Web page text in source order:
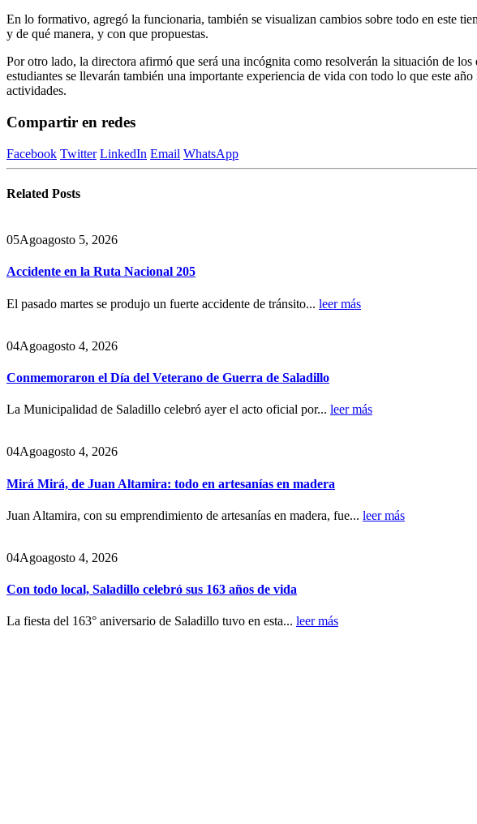
En lo formativo, agregó la funcionaria, también se visualizan cambios sobre todo en este
y de qué manera, y con que propuestas.
Por otro lado, la directora afirmó que será una incógnita como resolverán la situación de
estudiantes se llevarán también una importante experiencia de vida con todo lo que este
actividades.
Compartir en redes
Facebook Twitter LinkedIn Email WhatsApp
Related Posts
05Agoagosto 5, 2026
Accidente en la Ruta Nacional 205
El pasado martes se produjo un fuerte accidente de tránsito... leer más
04Agoagosto 4, 2026
Conmemoraron el Día del Veterano de Guerra de Saladillo
La Municipalidad de Saladillo celebró ayer el acto oficial por... leer más
04Agoagosto 4, 2026
Mirá Mirá, de Juan Altamira: todo en artesanías en madera
Juan Altamira, con su emprendimiento de artesanías en madera, fue... leer más
04Agoagosto 4, 2026
Con todo local, Saladillo celebró sus 163 años de vida
La fiesta del 163° aniversario de Saladillo tuvo en esta... leer más